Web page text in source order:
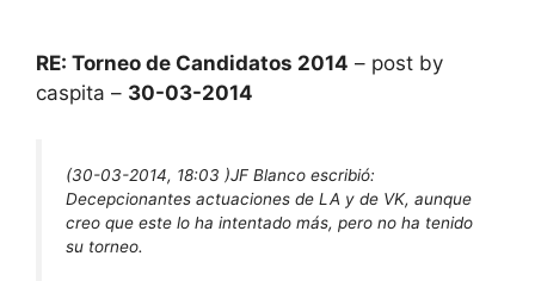
RE: Torneo de Candidatos 2014 – post by
caspita – 30-03-2014
(30-03-2014, 18:03 )JF Blanco escribió:
Decepcionantes actuaciones de LA y de VK, aunque
creo que este lo ha intentado más, pero no ha tenido
su torneo.